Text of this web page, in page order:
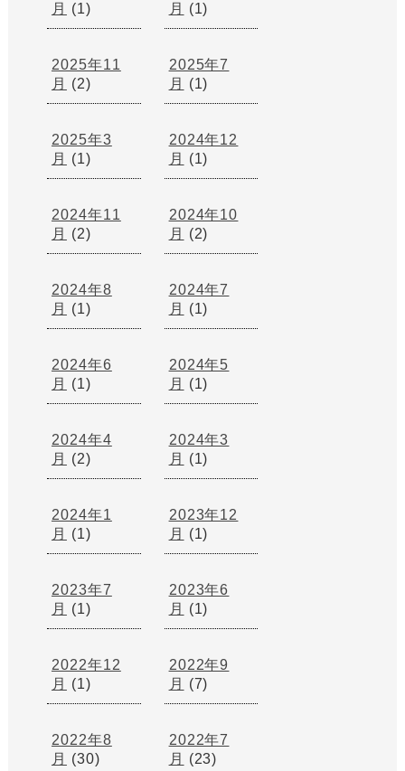
月
(1)
月
(1)
2025年11
月
(2)
2025年7
月
(1)
2025年3
月
(1)
2024年12
月
(1)
2024年11
月
(2)
2024年10
月
(2)
2024年8
月
(1)
2024年7
月
(1)
2024年6
月
(1)
2024年5
月
(1)
2024年4
月
(2)
2024年3
月
(1)
2024年1
月
(1)
2023年12
月
(1)
2023年7
月
(1)
2023年6
月
(1)
2022年12
月
(1)
2022年9
月
(7)
2022年8
月
(30)
2022年7
月
(23)